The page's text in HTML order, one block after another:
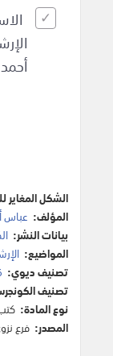
الشكل المغاير
المؤلف: عباس
بيانات النشر:
المواضيع:
تصنيف ديوي:
تصنيف
نوع المادة:
المصدر: فرع